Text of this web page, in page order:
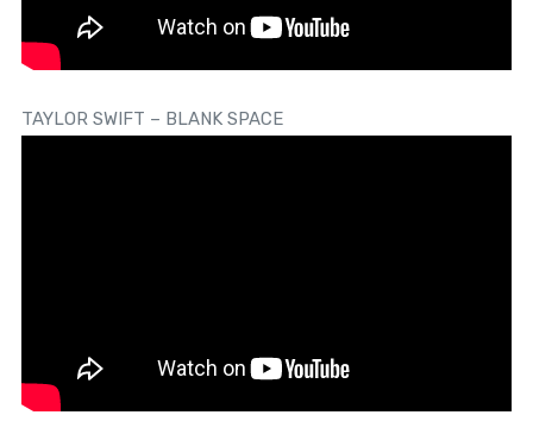
TAYLOR SWIFT – BLANK SPACE